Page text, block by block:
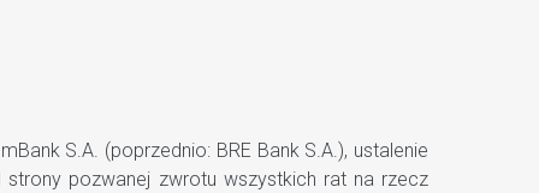
S.A. (poprzednio: BRE Bank S.A.), ustalenie
pozwanej zwrotu wszystkich rat na rzecz